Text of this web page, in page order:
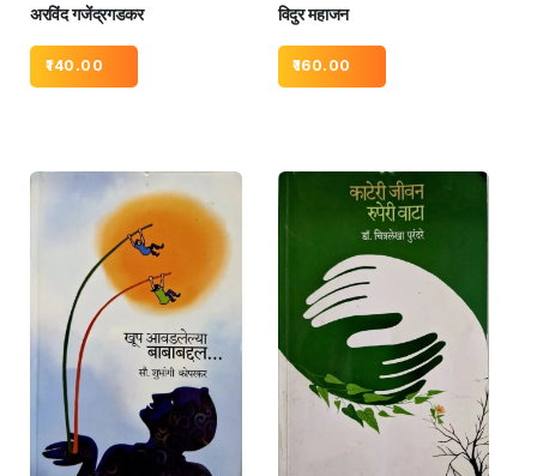
अरविंद गजेंद्रगडकर
140.00
विदुर महाजन
160.00